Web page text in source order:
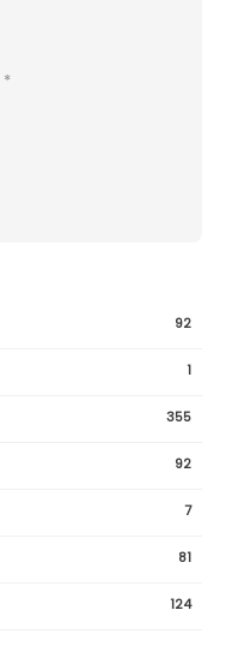
*
92
1
355
92
7
81
124